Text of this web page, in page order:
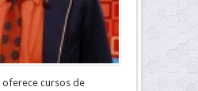
oferece cursos de